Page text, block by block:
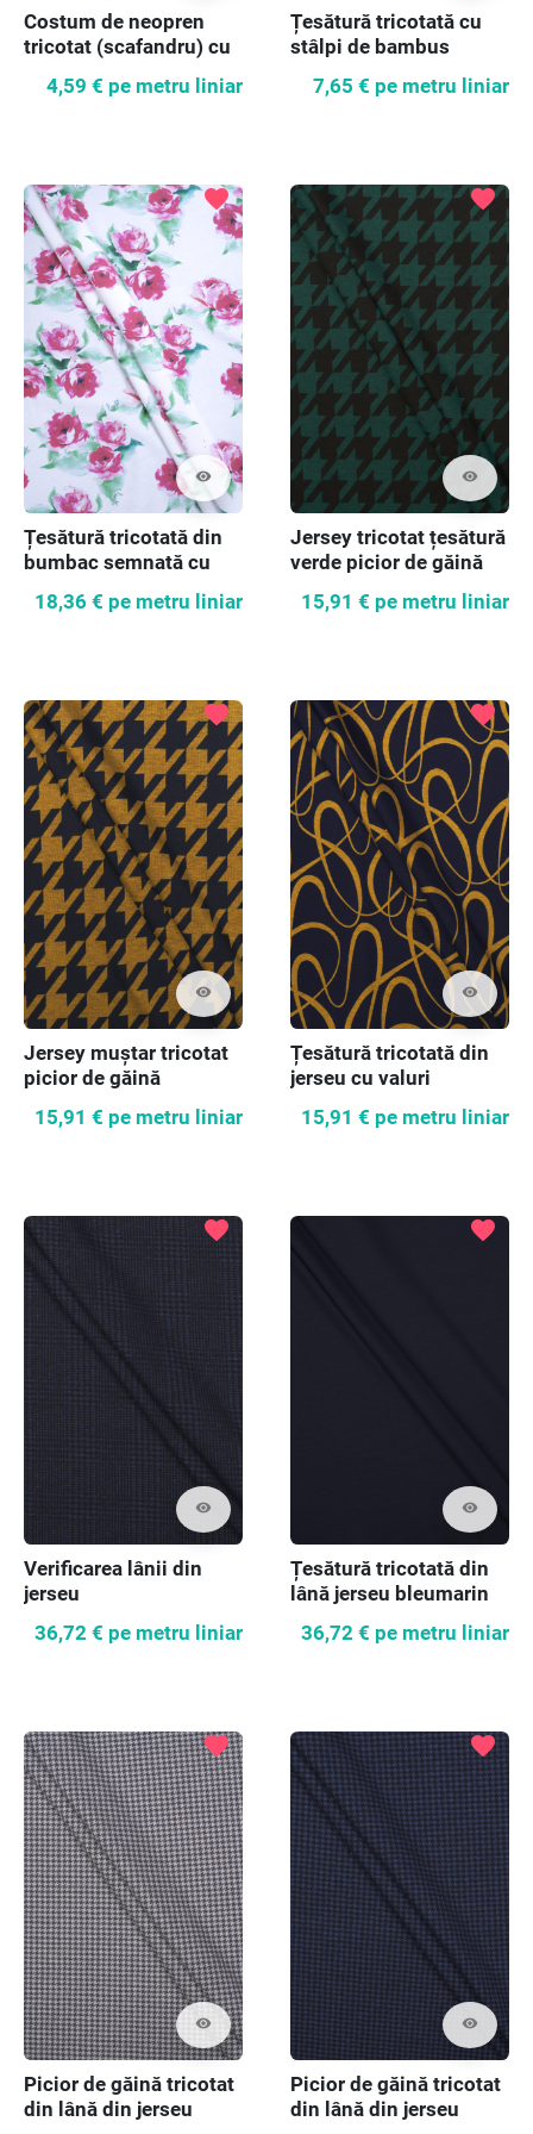
Costum de neopren
tricotat (scafandru) cu
4,59 € pe metru liniar
Țesătură tricotată cu
stâlpi de bambus
7,65 € pe metru liniar
visibility
favorite
Țesătură tricotată din
bumbac semnată cu
18,36 € pe metru liniar
visibility
favorite
Jersey tricotat țesătură
verde picior de găină
15,91 € pe metru liniar
visibility
favorite
Jersey muștar tricotat
picior de găină
15,91 € pe metru liniar
visibility
favorite
Țesătură tricotată din
jerseu cu valuri
15,91 € pe metru liniar
visibility
favorite
Verificarea lânii din
jerseu
36,72 € pe metru liniar
visibility
favorite
Țesătură tricotată din
lână jerseu bleumarin
36,72 € pe metru liniar
visibility
favorite
Picior de găină tricotat
din lână din jerseu
visibility
favorite
Picior de găină tricotat
din lână din jerseu